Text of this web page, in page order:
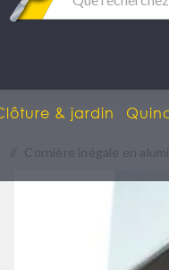
& jardin
Cornière inégale en